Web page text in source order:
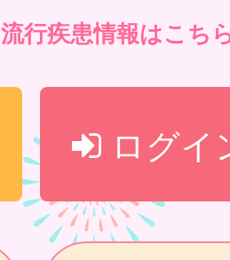
流行疾患情報はこち
ログイ